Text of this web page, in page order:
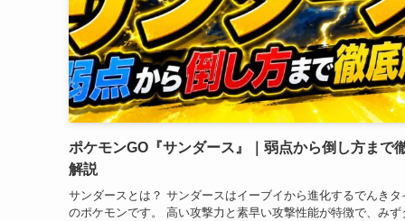
ポケモンGO『サンダース』｜弱点から倒し方まで
解説
サンダースとは？ サンダースはイーブイから進化するでんきタ
のポケモンです。 高い攻撃力と素早い攻撃性能が特徴で、みず